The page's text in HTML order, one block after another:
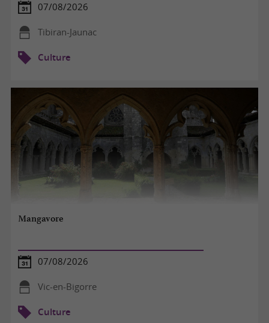
07/08/2026
Tibiran-Jaunac
Culture
Mangavore
07/08/2026
Vic-en-Bigorre
Culture